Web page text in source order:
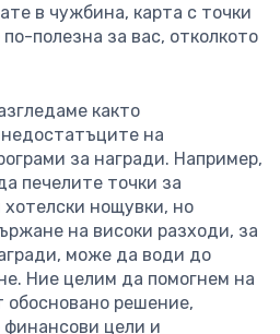
в чужбина, карта с точки
полезна за вас, отколкото
както
на
за награди. Например,
печелите точки за
нощувки, но
на високи разходи, за
може да води до
Ние целим да помогнем на
обосновано решение,
финансови цели и